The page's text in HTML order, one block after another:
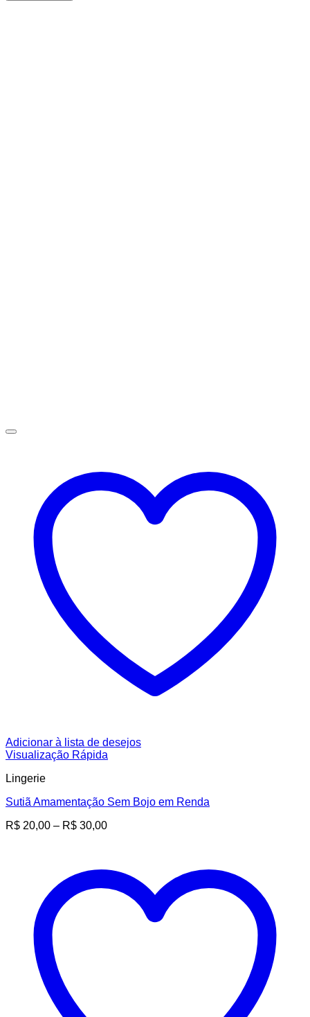
Adicionar à lista de desejos
Visualização Rápida
Lingerie
Sutiã Amamentação Sem Bojo em Renda
R$ 20,00 – R$ 30,00Faixa
através
R$ 30,00